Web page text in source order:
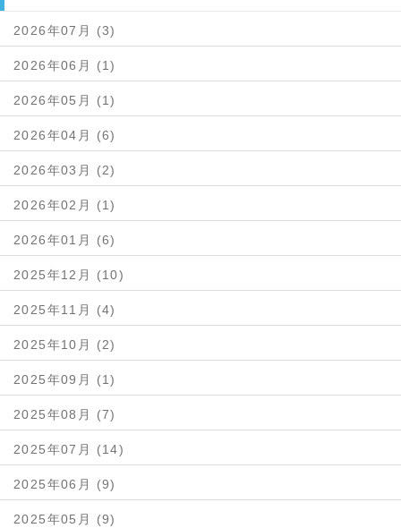
2026年07月 (3)
2026年06月 (1)
2026年05月 (1)
2026年04月 (6)
2026年03月 (2)
2026年02月 (1)
2026年01月 (6)
2025年12月 (10)
2025年11月 (4)
2025年10月 (2)
2025年09月 (1)
2025年08月 (7)
2025年07月 (14)
2025年06月 (9)
2025年05月 (9)